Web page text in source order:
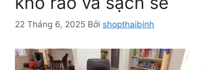
22 Tháng 6, 2025 Bởi shopthaibinh